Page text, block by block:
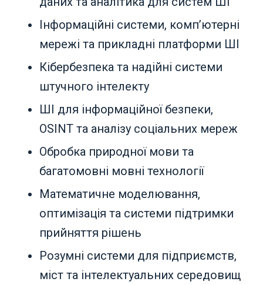
Інформаційні системи, комп’ютерні
мережі та прикладні платформи ШІ
Кібербезпека та надійні системи
штучного інтелекту
ШІ для інформаційної безпеки,
OSINT та аналізу соціальних мереж
Обробка природної мови та
багатомовні мовні технології
Математичне моделювання,
оптимізація та системи підтримки
прийняття рішень
Розумні системи для підприємств,
міст та інтелектуальних середовищ